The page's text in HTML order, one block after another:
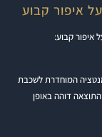
איפור קבוע
איפור קבוע:
המוחדרת לשכבת
דוהה באופן